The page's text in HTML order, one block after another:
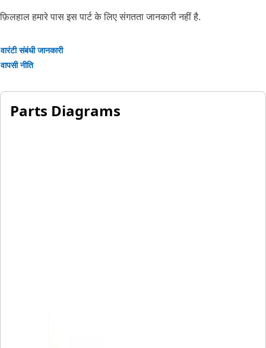
फ़िलहाल हमारे पास इस पार्ट के लिए संगतता जानकारी नहीं है.
वारंटी संबंधी जानकारी
वापसी नीति
Parts Diagrams